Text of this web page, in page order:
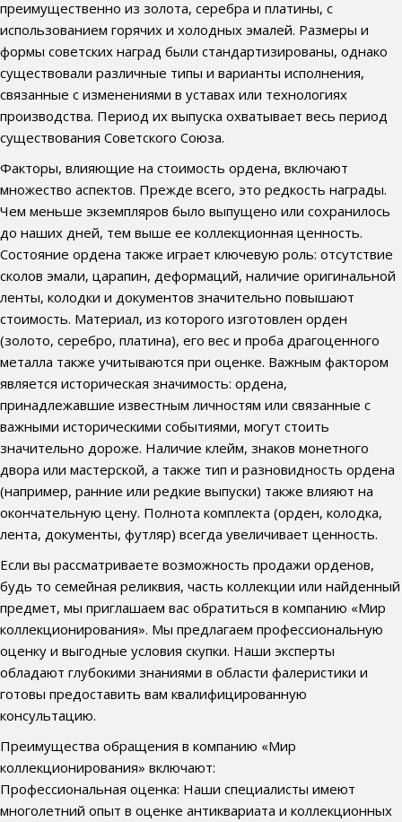
преимущественно из золота, серебра и платины, с
использованием горячих и холодных эмалей. Размеры и
формы советских наград были стандартизированы, однако
существовали различные типы и варианты исполнения,
связанные с изменениями в уставах или технологиях
производства. Период их выпуска охватывает весь период
существования Советского Союза.
Факторы, влияющие на стоимость ордена, включают
множество аспектов. Прежде всего, это редкость награды.
Чем меньше экземпляров было выпущено или сохранилось
до наших дней, тем выше ее коллекционная ценность.
Состояние ордена также играет ключевую роль: отсутствие
сколов эмали, царапин, деформаций, наличие оригинальной
ленты, колодки и документов значительно повышают
стоимость. Материал, из которого изготовлен орден
(золото, серебро, платина), его вес и проба драгоценного
металла также учитываются при оценке. Важным фактором
является историческая значимость: ордена,
принадлежавшие известным личностям или связанные с
важными историческими событиями, могут стоить
значительно дороже. Наличие клейм, знаков монетного
двора или мастерской, а также тип и разновидность ордена
(например, ранние или редкие выпуски) также влияют на
окончательную цену. Полнота комплекта (орден, колодка,
лента, документы, футляр) всегда увеличивает ценность.
Если вы рассматриваете возможность продажи орденов,
будь то семейная реликвия, часть коллекции или найденный
предмет, мы приглашаем вас обратиться в компанию «Мир
коллекционирования». Мы предлагаем профессиональную
оценку и выгодные условия скупки. Наши эксперты
обладают глубокими знаниями в области фалеристики и
готовы предоставить вам квалифицированную
консультацию.
Преимущества обращения в компанию «Мир
коллекционирования» включают:
Профессиональная оценка: Наши специалисты имеют
многолетний опыт в оценке антиквариата и коллекционных